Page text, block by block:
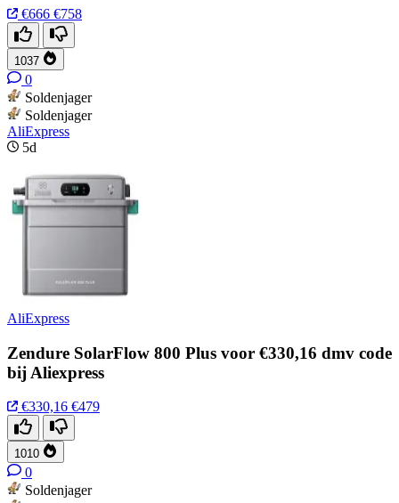
€666 €758
1037
0
Soldenjager
Soldenjager
AliExpress
5d
AliExpress
Zendure SolarFlow 800 Plus voor €330,16 dmv code
bij Aliexpress
€330,16 €479
1010
0
Soldenjager